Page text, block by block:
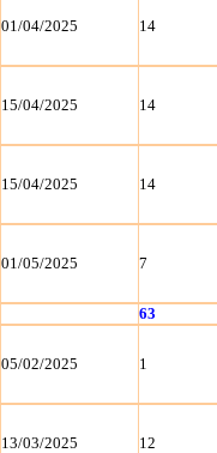
01/04/2025 14
15/04/2025 14
15/04/2025 14
01/05/2025 7
63
05/02/2025 1
13/03/2025 12